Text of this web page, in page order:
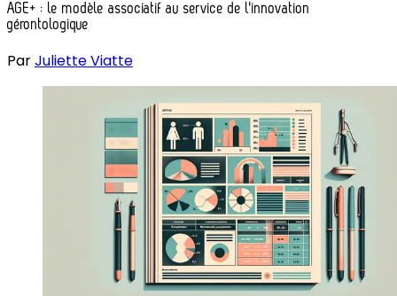
AGE+ : le modèle associatif au service de l'innovation
gérontologique
ParJuliette Viatte